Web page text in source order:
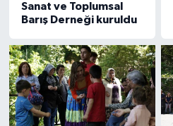
Sanat ve Toplumsal
Barış Derneği kuruldu